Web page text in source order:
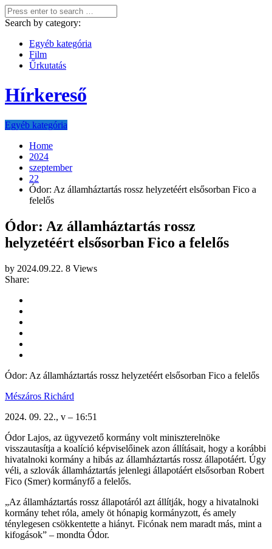
Search by category:
Egyéb kategória
Film
Űrkutatás
Hírkereső
Egyéb kategória
Home
2024
szeptember
22
Ódor: Az államháztartás rossz helyzetéért elsősorban Fico a
felelős
Ódor: Az államháztartás rossz
helyzetéért elsősorban Fico a felelős
by 2024.09.22. 8 Views
Share:
Ódor: Az államháztartás rossz helyzetéért elsősorban Fico a felelős
Mészáros Richárd
2024. 09. 22., v – 16:51
Ódor Lajos, az ügyvezető kormány volt miniszterelnöke
visszautasítja a koalíció képviselőinek azon állításait, hogy a korábbi
hivatalnoki kormány a hibás az államháztartás rossz állapotáért. Úgy
véli, a szlovák államháztartás jelenlegi állapotáért elsősorban Robert
Fico (Smer) kormányfő a felelős.
„Az államháztartás rossz állapotáról azt állítják, hogy a hivatalnoki
kormány tehet róla, amely öt hónapig kormányzott, és amely
ténylegesen csökkentette a hiányt. Ficónak nem maradt más, mint a
kifogások” – mondta Ódor.